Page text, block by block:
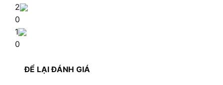
2
0
1
0
ĐỂ LẠI ĐÁNH GIÁ